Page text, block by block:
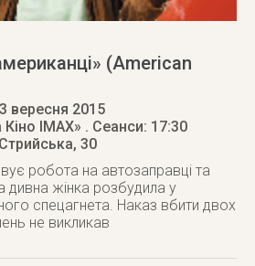
(American
вересня 2015
IMAX» . Сеанси: 17:30
30
робота на автозаправці та
дивна жінка розбудила у
спецагнета. Наказ вбити двох
не викликав